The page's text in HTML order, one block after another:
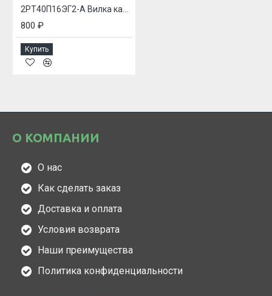
2РТ40П16ЭГ2-А Вилка кабельная
800 ₽
Купить
О КОМПАНИИ
О нас
Как сделать заказ
Доставка и оплата
Условия возврата
Наши преимущества
Политика конфиденциальности